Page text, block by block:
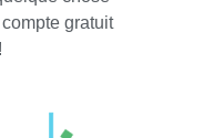
gratuit